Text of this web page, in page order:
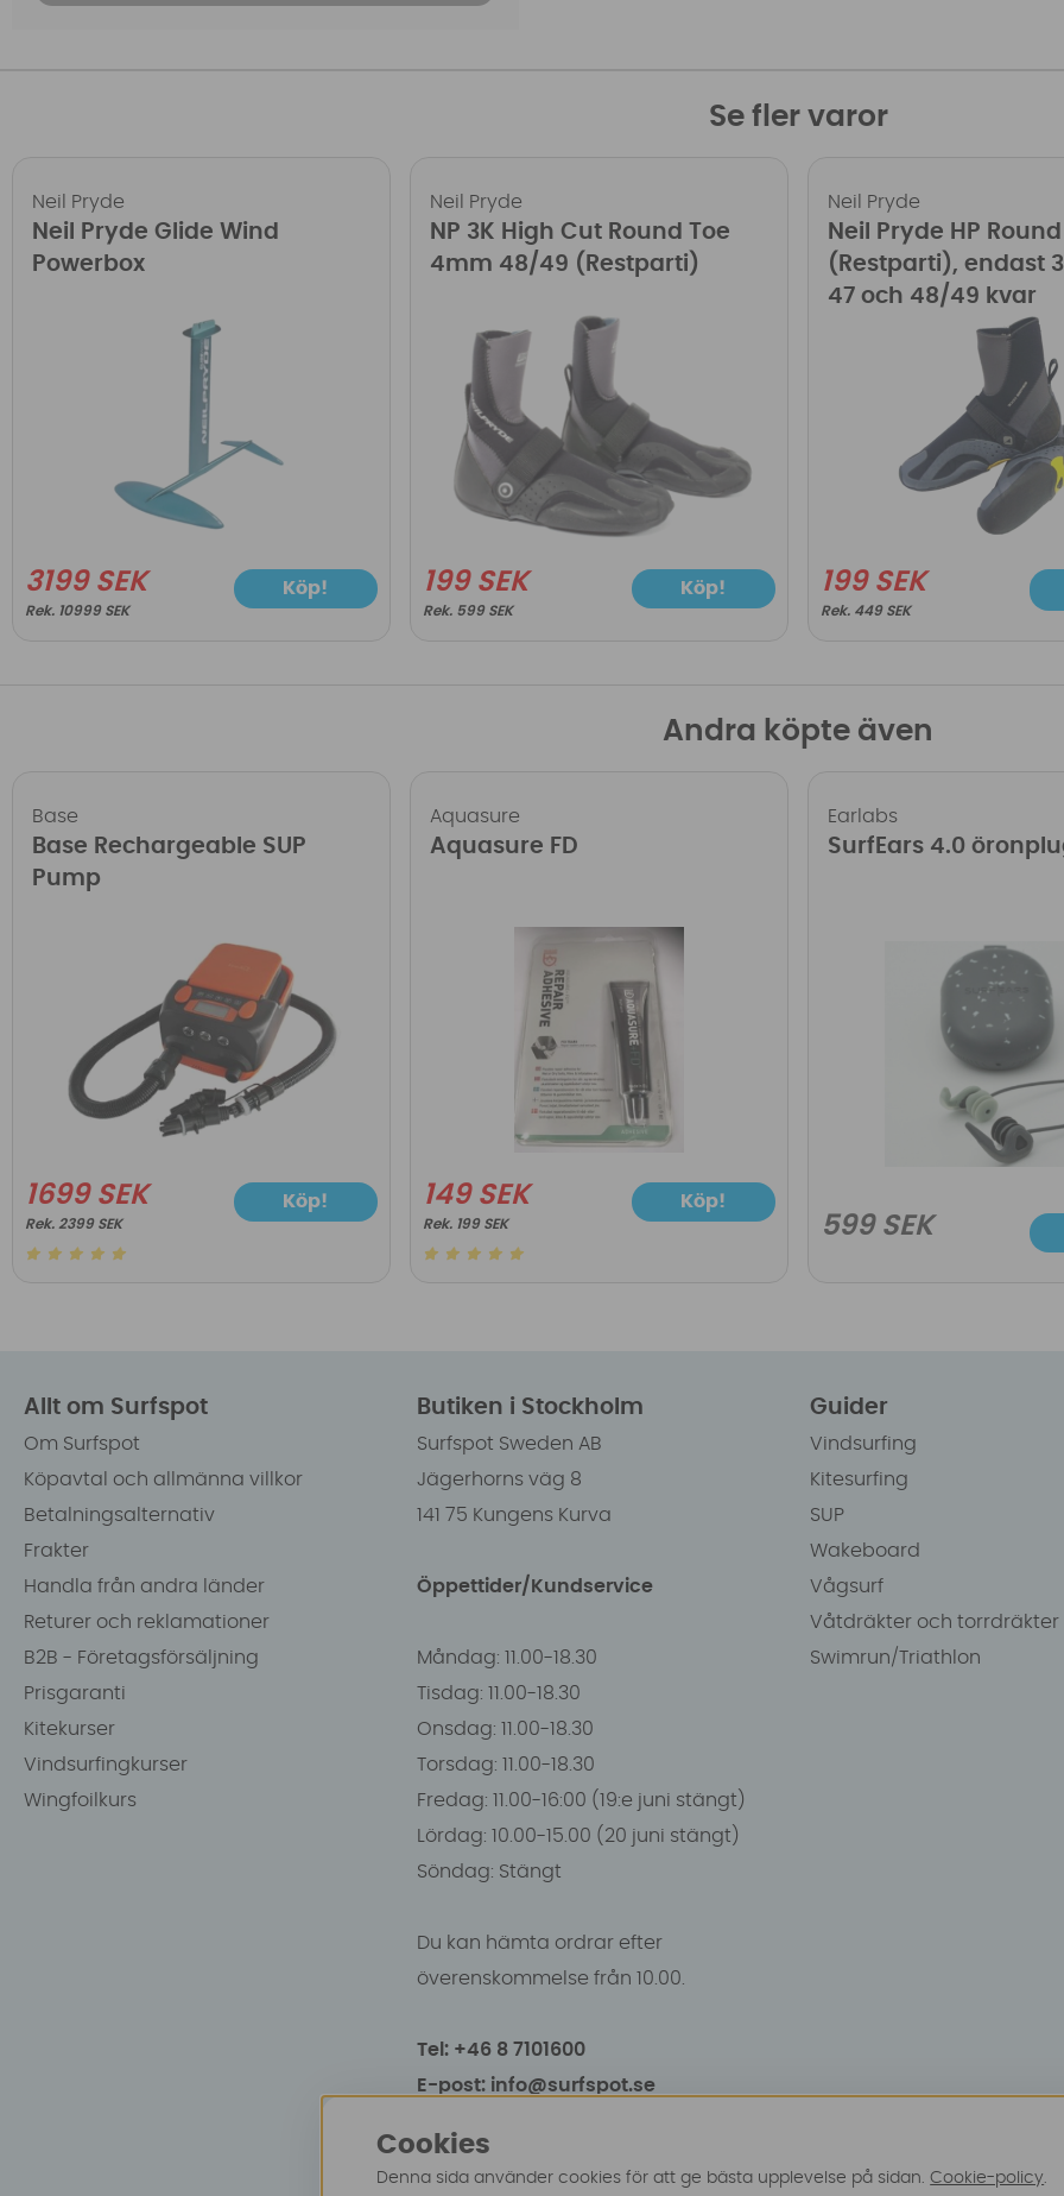
Se fler varor
Neil Pryde
Neil Pryde Glide Wind
Powerbox
3199 SEK
10999 SEK
Köp!
Neil Pryde
NP 3K High Cut Round Toe
4mm 48/49 (Restparti)
199 SEK
599 SEK
Köp!
Neil Pryde
Neil Pryde HP
(Restparti), endast
47 och 48/49 kvar
199 SEK
449 SEK
Andra köpte även
Base
Base Rechargeable SUP
Pump
1699 SEK
2399 SEK
Köp!
Aquasure
Aquasure FD
149 SEK
199 SEK
Köp!
Earlabs
SurfEars 4.0
599 SEK
Allt om Surfspot
Om Surfspot
Köpavtal och allmänna villkor
Betalningsalternativ
Frakter
Handla från andra länder
Returer och reklamationer
B2B - Företagsförsäljning
Prisgaranti
Kitekurser
Vindsurfingkurser
Wingfoilkurs
Butiken i Stockholm
Surfspot Sweden AB
Jägerhorns väg 8
141 75 Kungens Kurva
Öppettider/Kundservice
Måndag: 11.00-18.30
Tisdag: 11.00-18.30
Onsdag: 11.00-18.30
Torsdag: 11.00-18.30
Fredag: 11.00-16:00 (19:e juni stängt)
Lördag: 10.00-15.00 (20 juni stängt)
Söndag: Stängt
Du kan hämta ordrar efter
överenskommelse från 10.00.
Tel: +46 8 7101600
E-post: info@surfspot.se
Guider
Vindsurfing
Kitesurfing
SUP
Wakeboard
Vågsurf
Våtdräkter och torrdräkter
Swimrun/Triathlon
Cookies
Denna sida använder cookies för att ge bästa upplevelse på sidan.Cookie-policy.